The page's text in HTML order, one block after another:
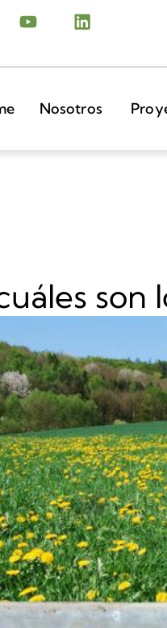
Nosotros
son